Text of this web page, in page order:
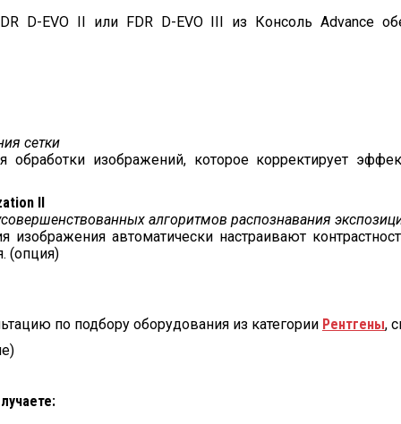
D-EVO II или FDR D-EVO III из Консоль Advance
сетки
изображений, которое корректирует
II
алгоритмов распознавания
автоматически настраивают
(опция)
по подбору оборудования из категории Рентгены,